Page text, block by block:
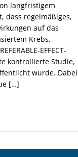
langfristigem
dass regelmäßiges,
auf das
Krebs,
EFFECT-
kontrollierte Studie,
wurde. Dabei
[…]